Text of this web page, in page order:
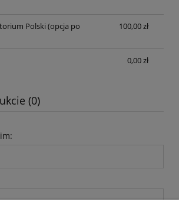
Polski (opcja po
100,00 zł
0,00 zł
(0)